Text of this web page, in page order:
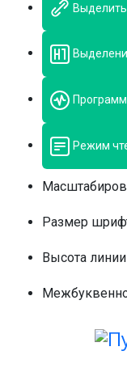
Режим
Размер
Высота линии